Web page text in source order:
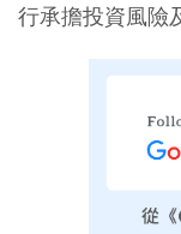
行承擔投資風險